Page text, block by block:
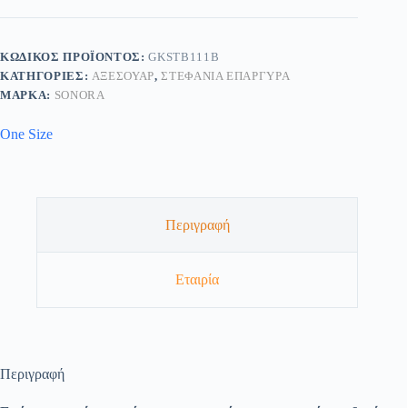
ΚΩΔΙΚΌΣ ΠΡΟΪΌΝΤΟΣ:GKSTB111B
ΚΑΤΗΓΟΡΊΕΣ: ΑΞΕΣΟΥΆΡ,ΣΤΕΦΆΝΙΑ ΕΠΆΡΓΥΡΑ
ΜΆΡΚΑ: SONORA
One Size
Περιγραφή
Εταιρία
Περιγραφή